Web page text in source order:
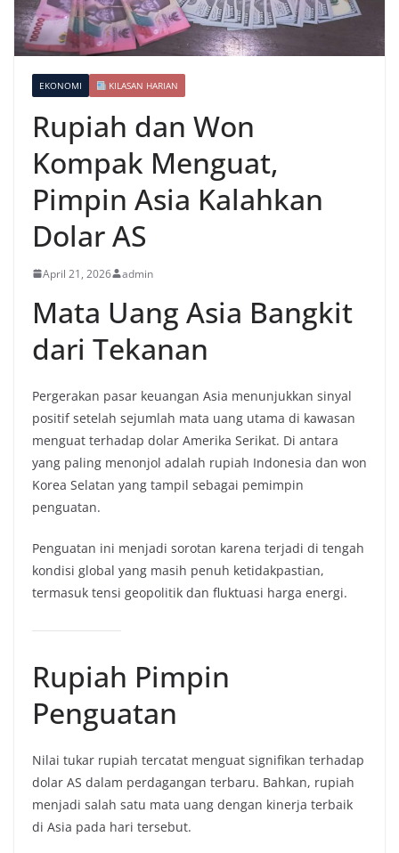
EKONOMI KILASAN HARIAN
Rupiah dan Won
Kompak Menguat,
Pimpin Asia Kalahkan
Dolar AS
April 21, 2026 admin
Mata Uang Asia Bangkit
dari Tekanan
Pergerakan pasar keuangan Asia menunjukkan sinyal
positif setelah sejumlah mata uang utama di kawasan
menguat terhadap dolar Amerika Serikat. Di antara
yang paling menonjol adalah rupiah Indonesia dan won
Korea Selatan yang tampil sebagai pemimpin
penguatan.
Penguatan ini menjadi sorotan karena terjadi di tengah
kondisi global yang masih penuh ketidakpastian,
termasuk tensi geopolitik dan fluktuasi harga energi.
Rupiah Pimpin
Penguatan
Nilai tukar rupiah tercatat menguat signifikan terhadap
dolar AS dalam perdagangan terbaru. Bahkan, rupiah
menjadi salah satu mata uang dengan kinerja terbaik
di Asia pada hari tersebut.